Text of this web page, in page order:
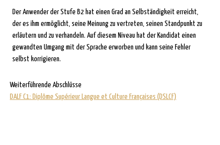
Der Anwender der Stufe B2 hat einen Grad an Selbständigkeit erreicht,
der es ihm ermöglicht, seine Meinung zu vertreten, seinen Standpunkt zu
erläutern und zu verhandeln. Auf diesem Niveau hat der Kandidat einen
gewandten Umgang mit der Sprache erworben und kann seine Fehler
selbst korrigieren.
Weiterführende Abschlüsse
DALF C1: Diplôme Supérieur Langue et Culture Françaises (DSLCF)